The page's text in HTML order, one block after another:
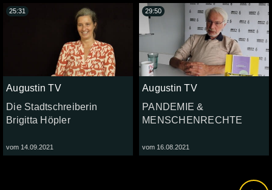
Augustin TV
Die Stadtschreiberin
Brigitta Höpler
vom 14.09.2021
25:31
Augustin TV
PANDEMIE &
MENSCHENRECHTE
vom 16.08.2021
29:50